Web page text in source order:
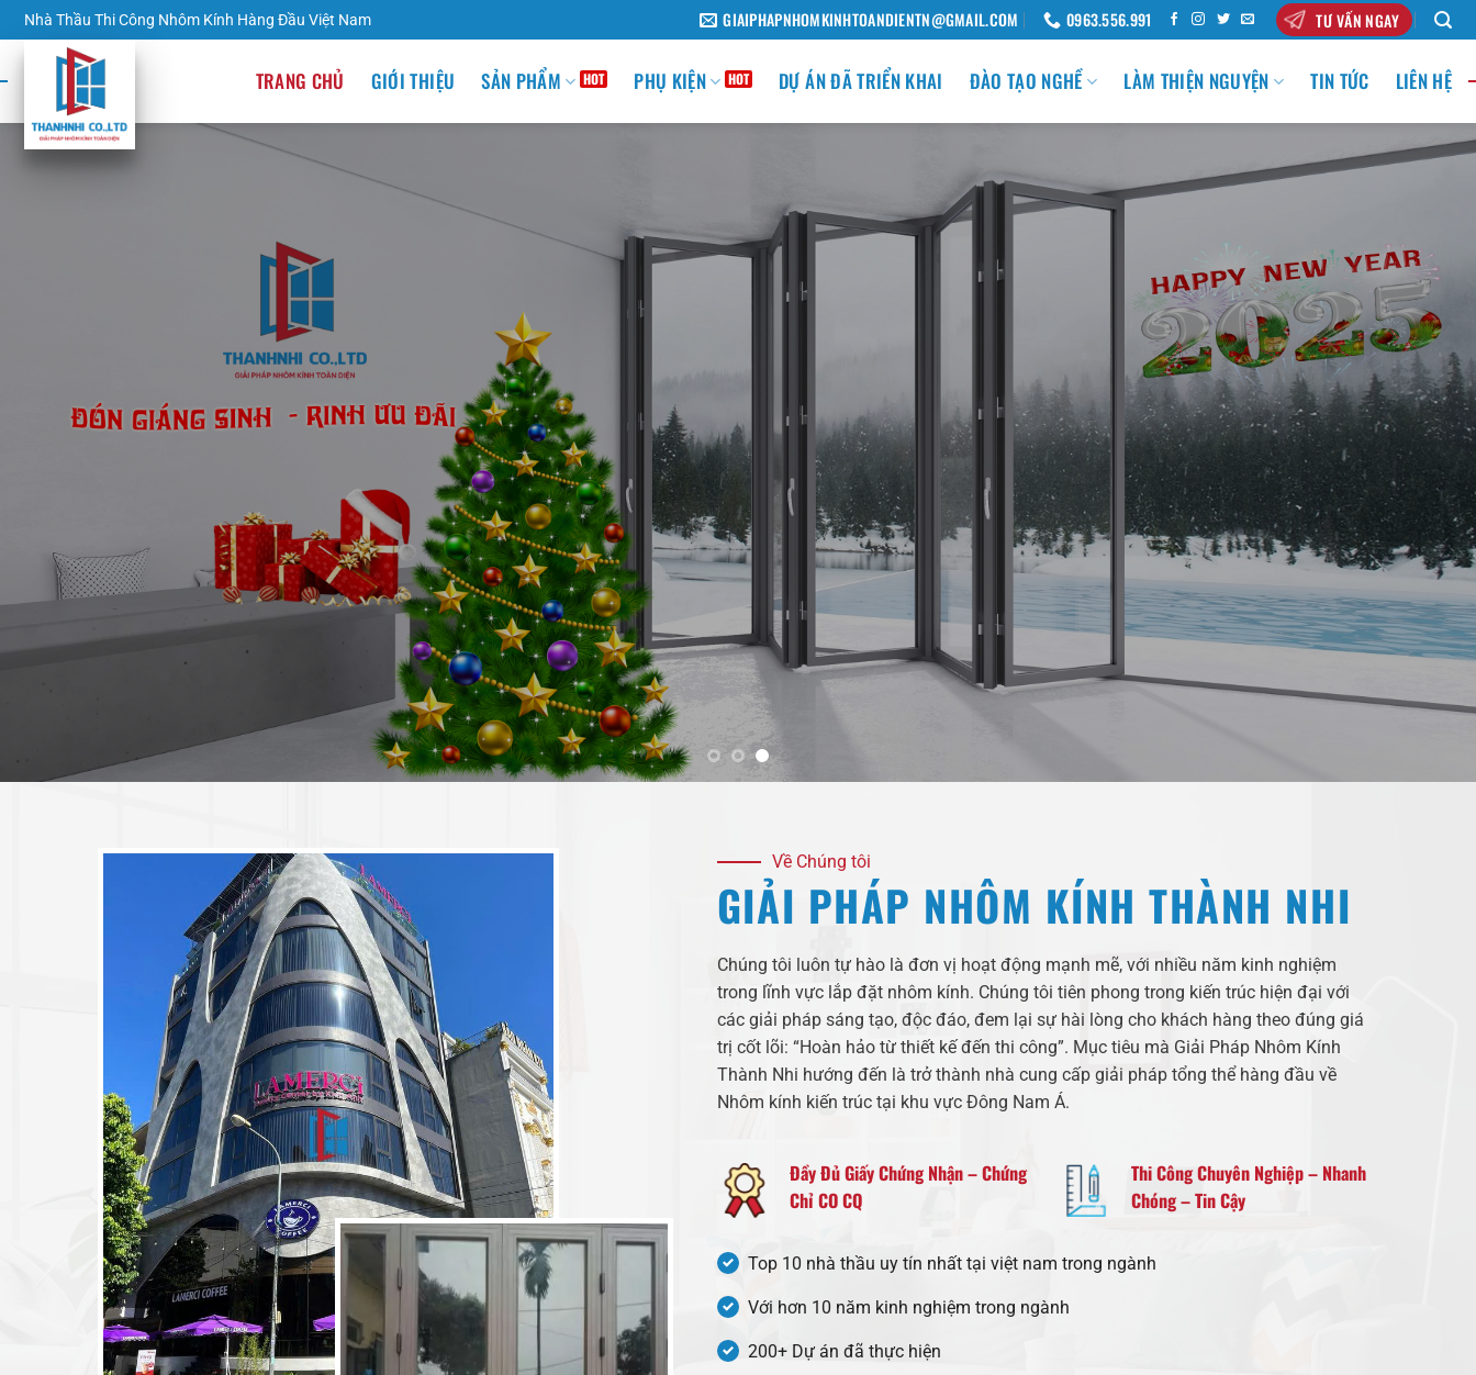
Nhà Thầu Thi Công Nhôm Kính Hàng Đầu Việt Nam GIAIPHAPNHOMKINHTOANDIENTN@GMAIL.COM 0963.556.991 TƯ VẤN NGAY
TRANG CHỦ GIỚI THIỆU SẢN PHẨM PHỤ KIỆN DỰ ÁN ĐÃ TRIỂN KHAI ĐÀO TẠO NGHỀ LÀM THIỆN NGUYỆN TIN TỨC LIÊN HỆ
Về Chúng tôi
GIẢI PHÁP NHÔM KÍNH THÀNH NHI
Chúng tôi luôn tự hào là đơn vị hoạt động mạnh mẽ, với nhiều năm kinh nghiệm
trong lĩnh vực lắp đặt nhôm kính. Chúng tôi tiên phong trong kiến trúc hiện đại với
các giải pháp sáng tạo, độc đáo, đem lại sự hài lòng cho khách hàng theo đúng giá
trị cốt lõi: “Hoàn hảo từ thiết kế đến thi công”. Mục tiêu mà Giải Pháp Nhôm Kính
Thành Nhi hướng đến là trở thành nhà cung cấp giải pháp tổng thể hàng đầu về
Nhôm kính kiến trúc tại khu vực Đông Nam Á.
Đầy Đủ Giấy Chứng Nhận – Chứng
Chỉ CO CQ
Thi Công Chuyên Nghiệp – Nhanh
Chóng – Tin Cậy
Top 10 nhà thầu uy tín nhất tại việt nam trong ngành
Với hơn 10 năm kinh nghiệm trong ngành
200+ Dự án đã thực hiện